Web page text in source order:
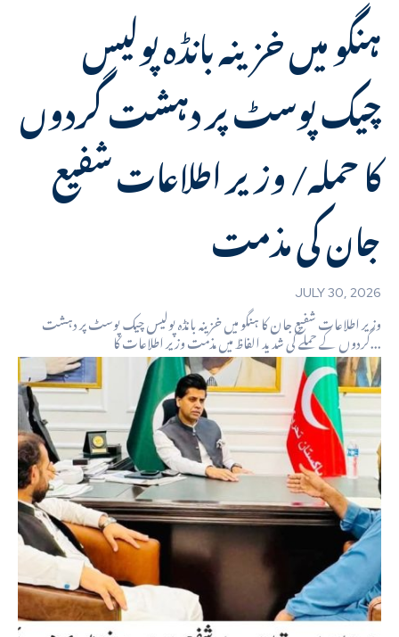
ہنگو میں خزینہ بانڈہ پولیس
چیک پوسٹ پر دہشت گردوں
کا حملہ/ وزیر اطلاعات شفیع
جان کی مذمت
JULY 30, 2026
وزیر اطلاعات شفیع جان کا ہنگو میں خزینہ بانڈہ پولیس چیک پوسٹ پر دہشت
گردوں کے حملے کی شدید الفاظ میں مذمت وزیر اطلاعات کا...